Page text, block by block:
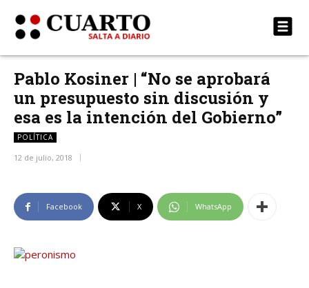
Pablo Kosiner | “No se aprobará
un presupuesto sin discusión y
esa es la intención del Gobierno”
POLÍTICA
12 de julio, 2018
Facebook X WhatsApp